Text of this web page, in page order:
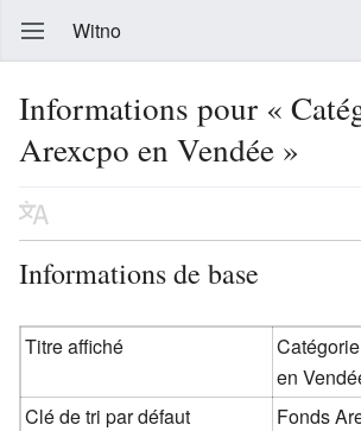
Witno
Informations pour «
Arexcpo en Vendée »
Informations de base
Titre affiché
en
Clé de tri par défaut
Fonds